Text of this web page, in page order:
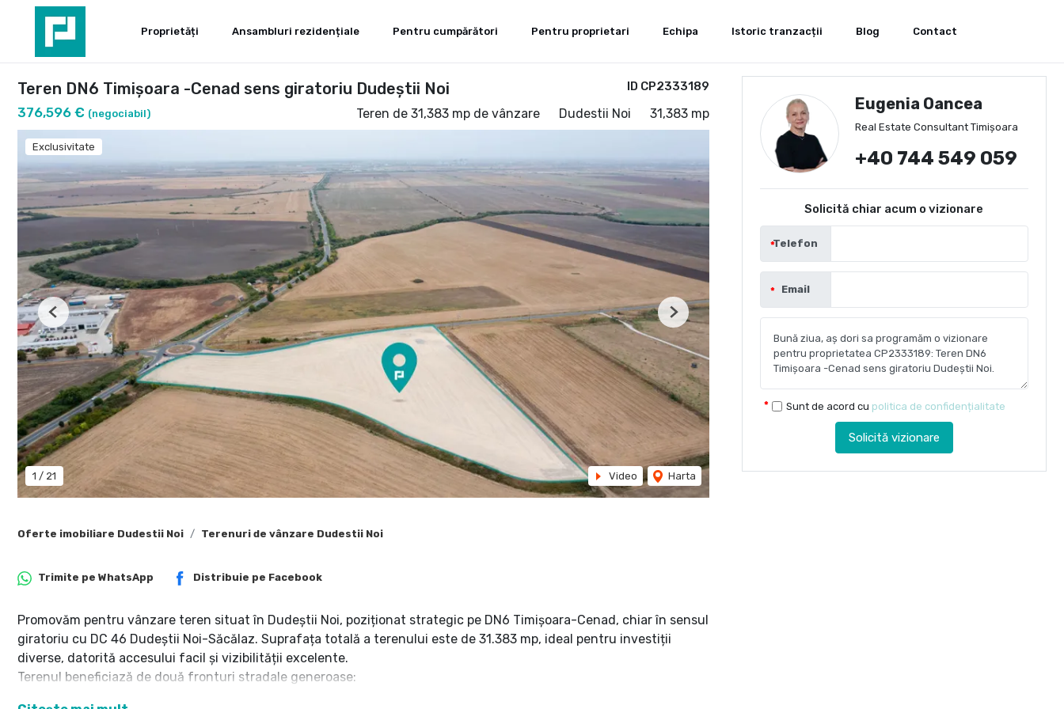
Proprietăți Ansambluri rezidențiale Pentru cumpărători Pentru proprietari Echipa Istoric tranzacții Blog Contact
ID CP2333189
Teren DN6 Timișoara -Cenad sens giratoriu Dudeștii Noi
376,596 € (negociabil) Teren de 31,383 mp de vânzare Dudestii Noi 31,383 mp
Exclusivitate
1 / 21 Video Harta
Previous Next
Oferte imobiliare Dudestii Noi Terenuri de vânzare Dudestii Noi
Trimite pe WhatsApp Distribuie pe Facebook
Promovăm pentru vânzare teren situat în Dudeștii Noi, poziționat strategic pe DN6 Timișoara-Cenad, chiar în sensul
giratoriu cu DC 46 Dudeștii Noi-Săcălaz. Suprafața totală a terenului este de 31.383 mp, ideal pentru investiții
diverse, datorită accesului facil și vizibilității excelente.
Terenul beneficiază de două fronturi stradale generoase:
Eugenia Oancea
Real Estate Consultant Timișoara
+40 744 549 059
Solicită chiar acum o vizionare
Telefon
Email
Sunt de acord cu politica de confidențialitate
Solicită vizionare